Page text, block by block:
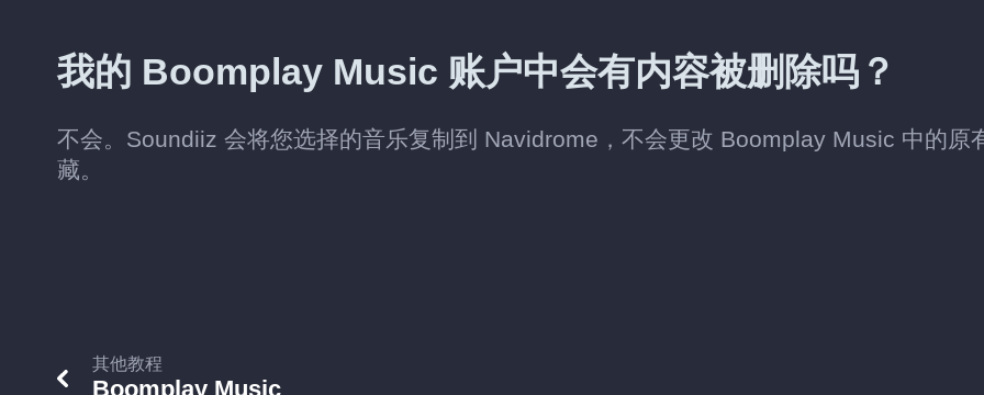
我的 Boomplay Music 账户中会有内容被删除吗？
不会。Soundiiz 会将您选择的音乐复制到 Navidrome，不会更改 Boomplay Music 中的原
藏。
其他教程
Boomplay Music